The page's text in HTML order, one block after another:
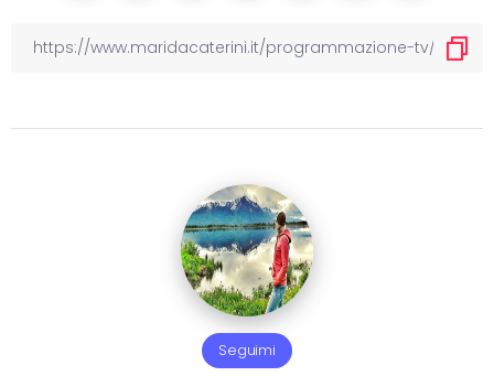
Seguimi